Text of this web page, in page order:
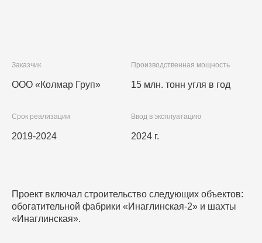
ООО «Колмар Груп»
Заказчик
15 млн. тонн угля в год
Производственная мощность
2019-2024
Срок реализации
2024 г.
Ввод в эксплуатацию
Проект включал строительство следующих объектов:
обогатительной фабрики «Инаглинская-2» и шахты
«Инаглинская».